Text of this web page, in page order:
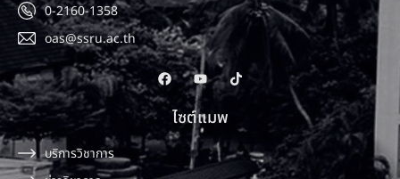
0-2160-1358
oas@ssru.ac.th
ไซต์แมพ
บริการวิชาการ